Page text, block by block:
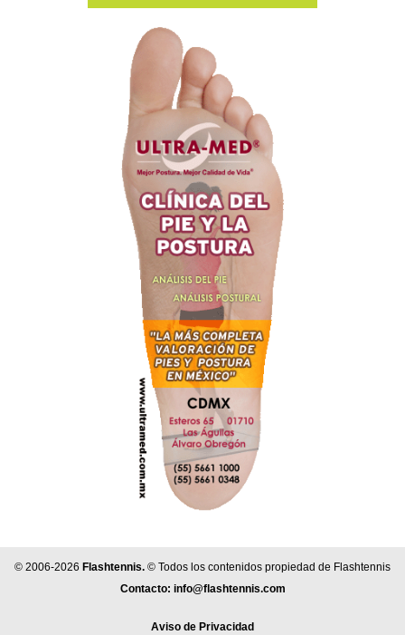
© 2006-2026 Flashtennis. © Todos los contenidos propiedad de Flashtennis
Contacto: info@flashtennis.com
Aviso de Privacidad